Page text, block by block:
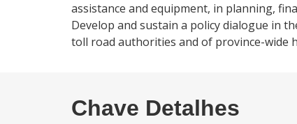
assistance and equipment, in planning,
Develop and sustain a policy dialogue in
toll road authorities and of province-wide
Chave Detalhes